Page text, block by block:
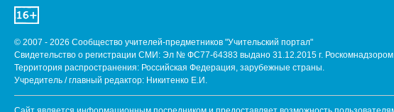
© 2007 - 2026 Сообщество учителей-предметников "Учительский портал"
Свидетельство о регистрации СМИ: Эл № ФС77-64383 выдано 31.12.2015 г.
Территория распространения: Российская Федерация, зарубежные страны.
Учредитель / главный редактор: Никитенко Е.И.